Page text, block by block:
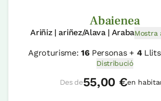
Abaienea
Ariñiz | ariñez/Alava | ArabaMostra
Agroturisme:16Personas + 4Llits
Distribució
Des de55,00 €en